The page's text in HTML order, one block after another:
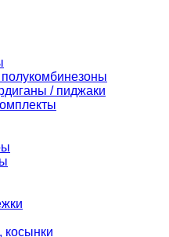
/ пиджаки